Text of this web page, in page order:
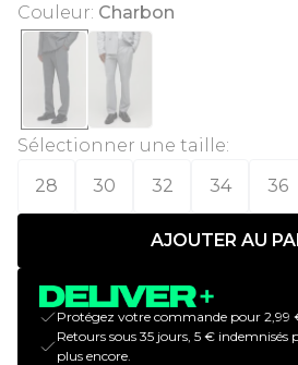
Couleur: Charbon
Sélectionner une taille:
28
30 32 34 36
AJOUTER AU
Protégez votre commande pour 2,99
Retours sous 35 jours, 5 € indemnisés
plus encore.